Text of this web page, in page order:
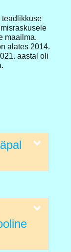
teadlikkuse
maailma.
alates 2014.
aastal oli